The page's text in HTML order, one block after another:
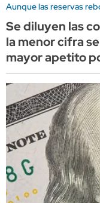
Aunque las reservas
Se diluyen las
la menor cifra
mayor apetito